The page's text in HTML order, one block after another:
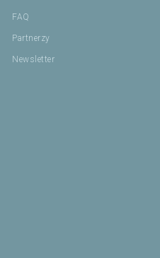
FAQ
Partnerzy
Newsletter